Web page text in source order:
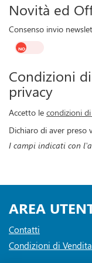
Novità ed
Consenso invio
Condizioni
privacy
Accetto le condizioni
Dichiaro di aver preso
I campi indicati con
AREA
Contatti
Condizioni di Vendita